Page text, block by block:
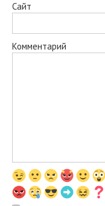
Сайт
Комментарий